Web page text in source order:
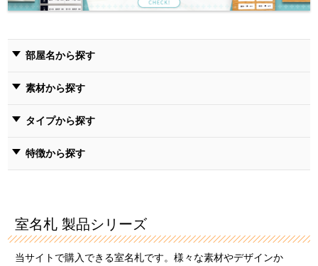
部屋名から探す
素材から探す
タイプから探す
特徴から探す
室名札 製品シリーズ
当サイトで購入できる室名札です。様々な素材やデザインか